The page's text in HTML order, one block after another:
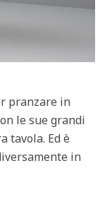
pranzare in
le sue grandi
tavola. Ed è
in